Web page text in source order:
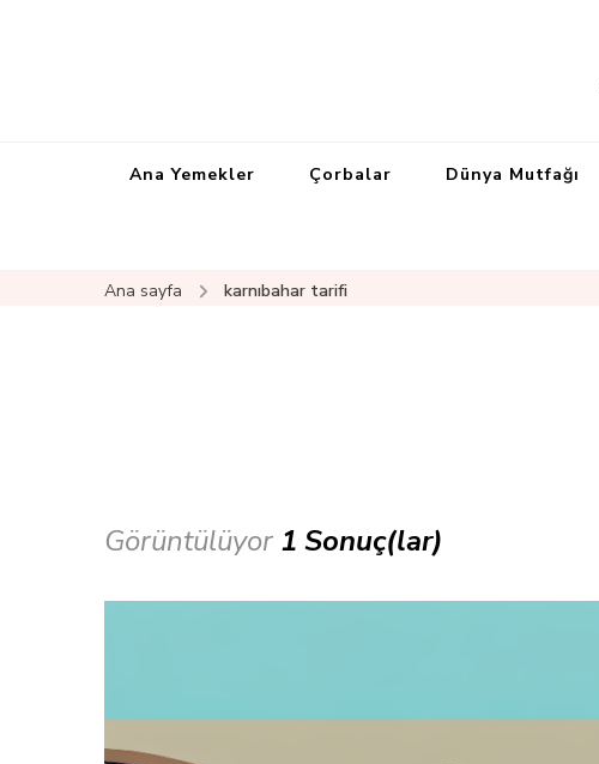
Ana Yemekler Çorbalar Dünya Mutfağı
Ana sayfa karnıbahar tarifi
Görüntülüyor 1 Sonuç(lar)